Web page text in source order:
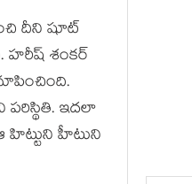
దీని షూట్
హరీష్ శంకర్
ఇదలా
హీటుని